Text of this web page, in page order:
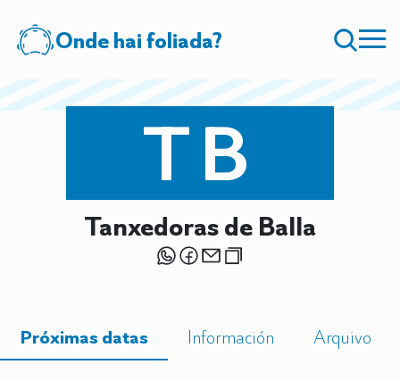
Onde hai foliada?
TB
Tanxedoras de Balla
Próximas datas Información Arquivo